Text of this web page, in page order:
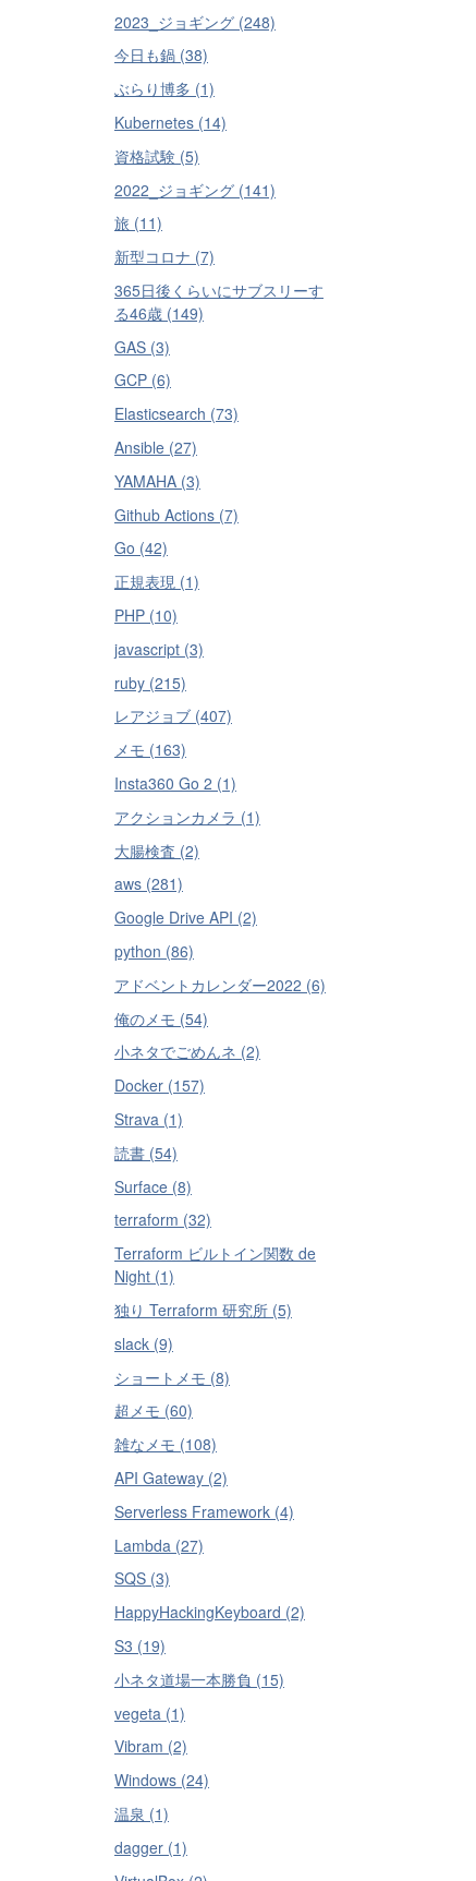
2023_ジョギング (248)
今日も鍋 (38)
ぶらり博多 (1)
Kubernetes (14)
資格試験 (5)
2022_ジョギング (141)
旅 (11)
新型コロナ (7)
365日後くらいにサブスリーす
る46歳 (149)
GAS (3)
GCP (6)
Elasticsearch (73)
Ansible (27)
YAMAHA (3)
Github Actions (7)
Go (42)
正規表現 (1)
PHP (10)
javascript (3)
ruby (215)
レアジョブ (407)
メモ (163)
Insta360 Go 2 (1)
アクションカメラ (1)
大腸検査 (2)
aws (281)
Google Drive API (2)
python (86)
アドベントカレンダー2022 (6)
俺のメモ (54)
小ネタでごめんネ (2)
Docker (157)
Strava (1)
読書 (54)
Surface (8)
terraform (32)
Terraform ビルトイン関数 de
Night (1)
独り Terraform 研究所 (5)
slack (9)
ショートメモ (8)
超メモ (60)
雑なメモ (108)
API Gateway (2)
Serverless Framework (4)
Lambda (27)
SQS (3)
HappyHackingKeyboard (2)
S3 (19)
小ネタ道場一本勝負 (15)
vegeta (1)
Vibram (2)
Windows (24)
温泉 (1)
dagger (1)